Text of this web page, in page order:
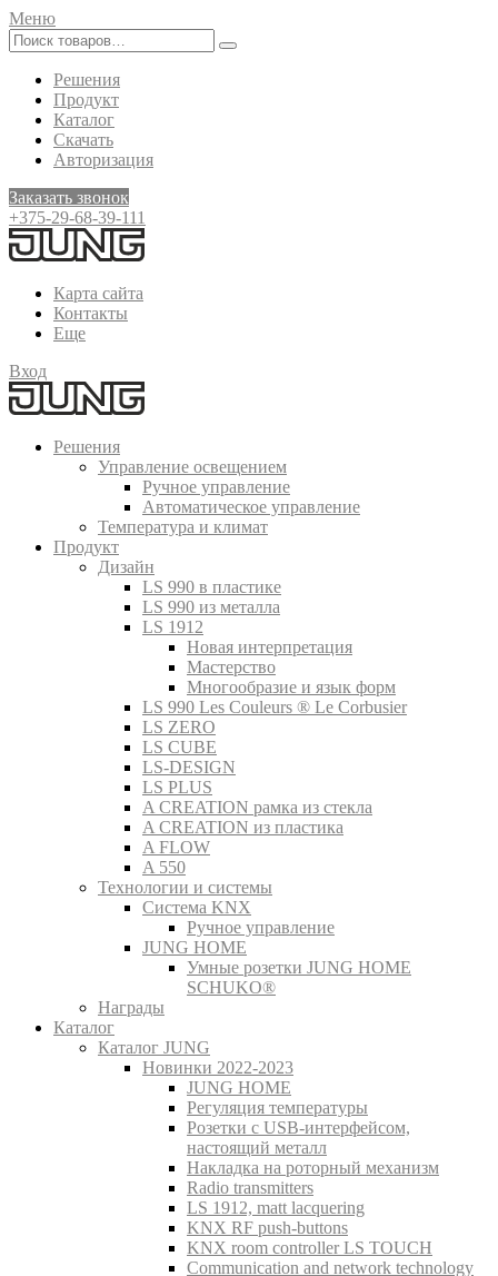
Меню
Решения
Продукт
Каталог
Скачать
Авторизация
Заказать звонок
+375-29-68-39-111
Карта сайта
Контакты
Еще
Вход
Решения
Управление освещением
Ручное управление
Автоматическое управление
Температура и климат
Продукт
Дизайн
LS 990 в пластике
LS 990 из металла
LS 1912
Новая интерпретация
Мастерство
Многообразие и язык форм
LS 990 Les Couleurs ® Le Corbusier
LS ZERO
LS CUBE
LS-DESIGN
LS PLUS
A CREATION рамка из стекла
A CREATION из пластика
A FLOW
A 550
Технологии и системы
Система KNX
Ручное управление
JUNG HOME
Умные розетки JUNG HOME
SCHUKO®
Награды
Каталог
Каталог JUNG
Новинки 2022-2023
JUNG HOME
Регуляция температуры
Розетки с USB-интерфейсом,
настоящий металл
Накладка на роторный механизм
Radio transmitters
LS 1912, matt lacquering
KNX RF push-buttons
KNX room controller LS TOUCH
Communication and network technology